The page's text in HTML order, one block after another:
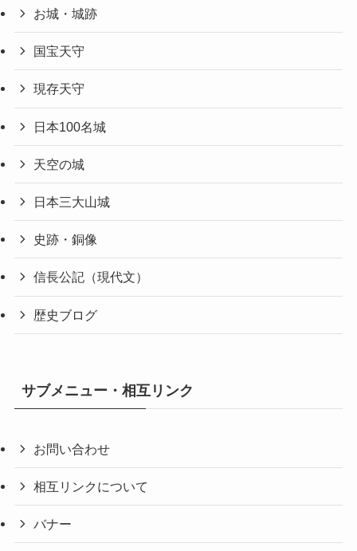
お城・城跡
国宝天守
現存天守
日本100名城
天空の城
日本三大山城
史跡・銅像
信長公記（現代文）
歴史ブログ
サブメニュー・相互リンク
お問い合わせ
相互リンクについて
バナー